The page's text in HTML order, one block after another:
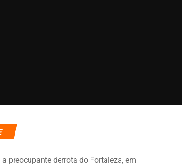
preocupante derrota do Fortaleza, em